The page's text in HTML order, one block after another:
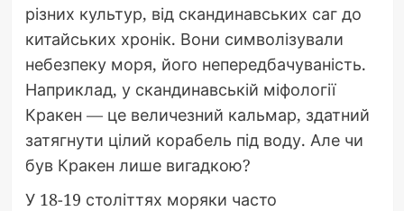
різних культур, від скандинавських саг до
китайських хронік. Вони символізували
небезпеку моря, його непередбачуваність.
Наприклад, у скандинавській міфології
Кракен — це величезний кальмар, здатний
затягнути цілий корабель під воду. Але чи
був Кракен лише вигадкою?
У 18-19 століттях моряки часто